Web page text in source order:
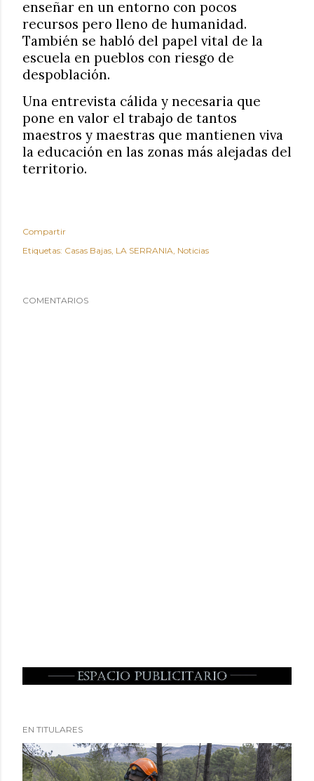
enseñar en un entorno con pocos
recursos pero lleno de humanidad.
También se habló del papel vital de la
escuela en pueblos con riesgo de
despoblación.
Una entrevista cálida y necesaria que
pone en valor el trabajo de tantos
maestros y maestras que mantienen viva
la educación en las zonas más alejadas del
territorio.
Compartir
Etiquetas: Casas Bajas LA SERRANIA Noticias
COMENTARIOS
EN TITULARES